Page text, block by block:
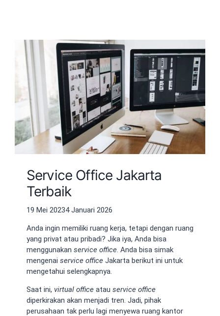
Service Office Jakarta
Terbaik
19 Mei 20234 Januari 2026
Anda ingin memiliki ruang kerja, tetapi dengan ruang
yang privat atau pribadi? Jika iya, Anda bisa
menggunakan service office . Anda bisa simak
mengenai service office Jakarta berikut ini untuk
mengetahui selengkapnya.
Saat ini, virtual office atau service office
diperkirakan akan menjadi tren. Jadi, pihak
perusahaan tak perlu lagi menyewa ruang kantor